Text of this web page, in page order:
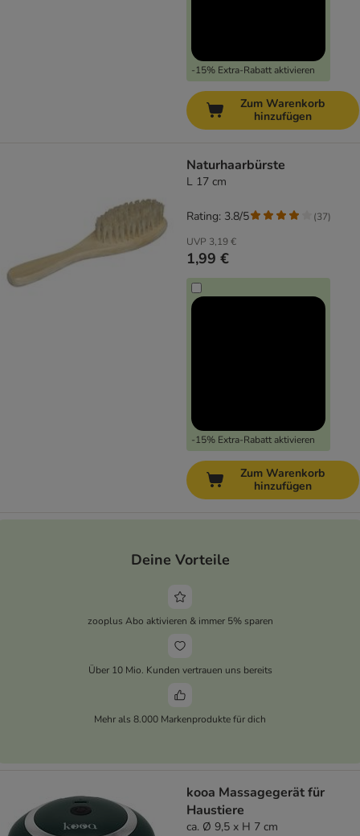
-15% Extra-Rabatt aktivieren
Zum Warenkorb
hinzufügen
Naturhaarbürste
L 17 cm
UVP 3,19 €
1,99 €
-15% Extra-Rabatt aktivieren
Rating: 3.8/5 (37)
Zum Warenkorb
hinzufügen
Deine Vorteile
zooplus Abo aktivieren & immer 5% sparen
Über 10 Mio. Kunden vertrauen uns bereits
Mehr als 8.000 Markenprodukte für dich
kooa Massagegerät für
Haustiere
ca. Ø 9,5 x H 7 cm